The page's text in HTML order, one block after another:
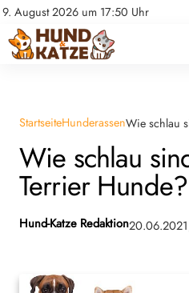
9. August 2026 um 17:50 Uhr
Datenschutz
Impressum
Pferde
Ratgeber
StartseiteHunderassenWie schlau
Wie schlau
Terrier Hunde?
Hund-Katze Redaktion